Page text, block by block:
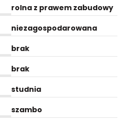
rolna z prawem zabudowy
niezagospodarowana
brak
brak
studnia
szambo